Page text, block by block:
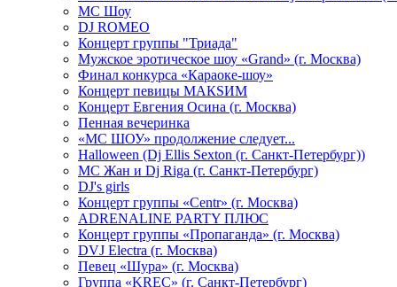
MC Шоу
DJ ROMEO
Концерт группы "Триада"
Мужское эротическое шоу «Grand» (г. Москва)
Финал конкурса «Караоке-шоу»
Концерт певицы МАКSИМ
Концерт Евгения Осина (г. Москва)
Пенная вечеринка
«МС ШОУ» продолжение следует...
Halloween (Dj Ellis Sexton (г. Санкт-Петербург))
МС Жан и Dj Riga (г. Санкт-Петербург)
DJ's girls
Концерт группы «Centr» (г. Москва)
ADRENALINE PARTY ПЛЮС
Концерт группы «Пропаганда» (г. Москва)
DVJ Electra (г. Москва)
Певец «Шура» (г. Москва)
Группа «KREC» (г. Санкт-Петербург)